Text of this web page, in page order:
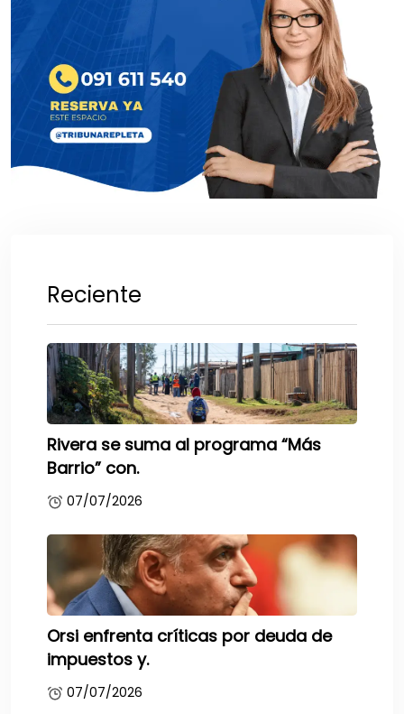
Reciente
Rivera se suma al programa “Más
Barrio” con.
07/07/2026
Orsi enfrenta críticas por deuda de
impuestos y.
07/07/2026